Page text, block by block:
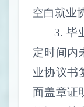
空白就业
3. 毕
定时间内
业协议书
面盖章证